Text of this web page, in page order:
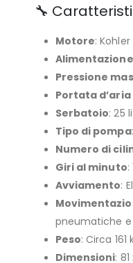
🔧
Motore:
Alimentazione
Pressione
Portata
Serbatoio: 25
Tipo di pompa
Numero di
Giri al minuto:
Avviamento:
pneumatiche
Peso: Circa 161
Dimensioni: